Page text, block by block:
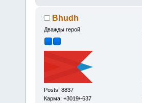
Bhudh
Дважды герой
Posts: 8837
Карма: +3019/-637